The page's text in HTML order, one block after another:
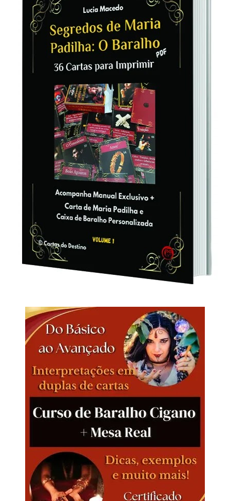
natural de viver. Esses momentos extraordinários podem
transformar-se em momentos comuns ― este é todo o esforço
do Zen. É possível viver uma vida extraor...